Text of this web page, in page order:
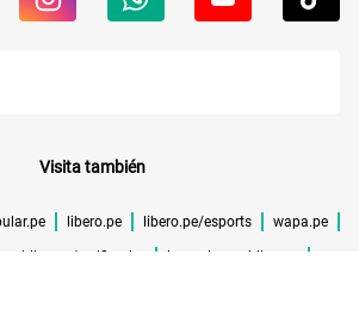
Visita también
libero.pe libero.pe/esports wapa.pe
verificador lrmas.larepublica.pe